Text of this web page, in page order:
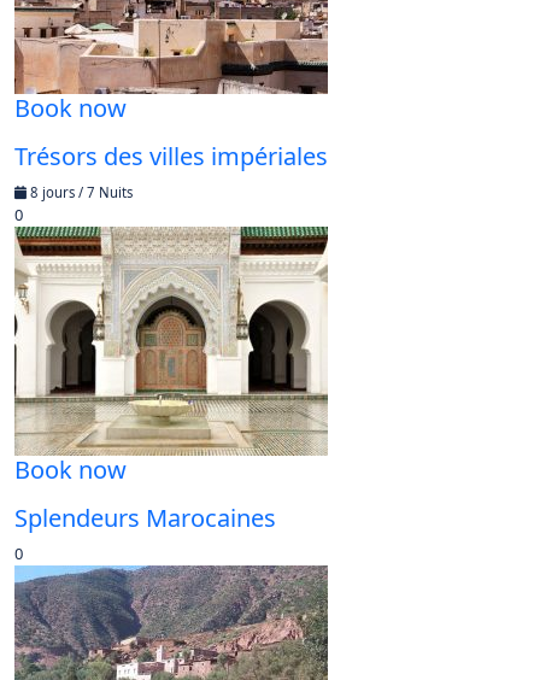
Book now
Trésors des villes impériales
8 jours / 7 Nuits
0
Book now
Splendeurs Marocaines
0